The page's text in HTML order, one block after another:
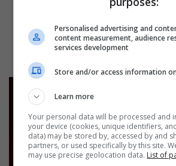
12:45 | 2026-08-07
Personalised advertising and
content measurement, audience
services development
Store and/or access information
Learn more
Your personal data will be processed and
your device (cookies, unique identifiers,
data) may be stored by, accessed by and
partners, or used specifically by this site.
may use precise geolocation data. List of